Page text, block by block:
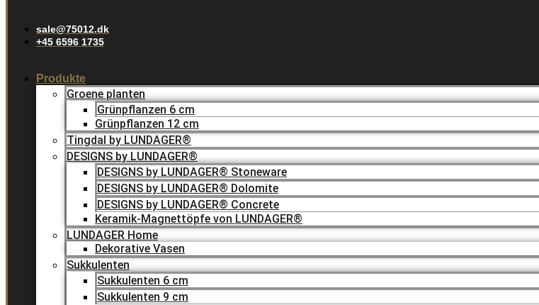
sale@75012.dk
+45 6596 1735
Produkte
Groene planten
Grünpflanzen 6 cm
Grünpflanzen 12 cm
Tingdal by LUNDAGER®
DESIGNS by LUNDAGER®
DESIGNS by LUNDAGER® Stoneware
DESIGNS by LUNDAGER® Dolomite
DESIGNS by LUNDAGER® Concrete
Keramik-Magnettöpfe von LUNDAGER®
LUNDAGER Home
Dekorative Vasen
Sukkulenten
Sukkulenten 6 cm
Sukkulenten 9 cm